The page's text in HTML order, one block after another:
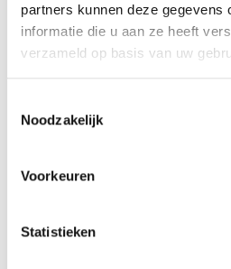
partners kunnen deze gegevens
informatie die u aan ze heeft
verzameld op basis van uw
Noodzakelijk
Voorkeuren
Statistieken
Imperial Riding
De Imperial Riding